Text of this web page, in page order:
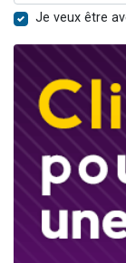
Je veux être